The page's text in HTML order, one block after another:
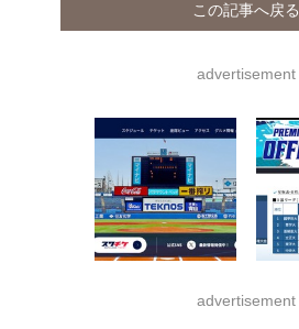
この記事へ戻る
advertisement
advertisement